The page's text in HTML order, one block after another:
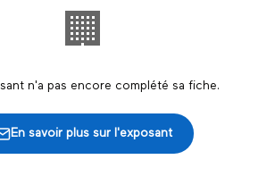
🏢
n'a pas encore complété sa fiche.
En savoir plus sur l'exposant